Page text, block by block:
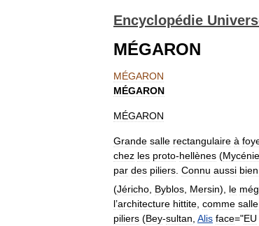
Encyclopédie
MÉGARON
MÉGARON
MÉGARON
MÉGARON
Grande salle rectangulaire à
chez les proto-hellènes (
par des piliers Connu aussi bien
(Jéricho Byblos Mersin), le
l’architecture hittite comme salle
piliers (Bey-sultan Alis face="EU